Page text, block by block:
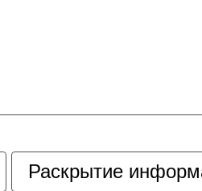
Раскрытие